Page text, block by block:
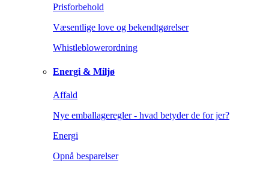
Prisforbehold
Væsentlige love og bekendtgørelser
Whistleblowerordning
Energi & Miljø
Affald
Nye emballageregler - hvad betyder de for jer?
Energi
Opnå besparelser